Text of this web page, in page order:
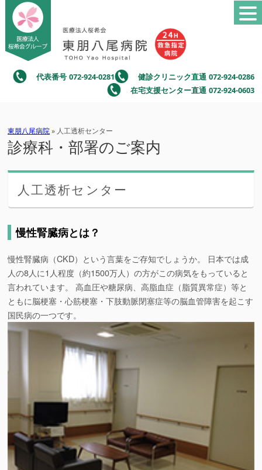
代表番号 072-924-0281 健診クリニック直通 072-924-0286
在宅支援センター直通 072-924-0603
東朋八尾病院» 人工透析センター
診療科・部署のご案内
人工透析センター
慢性腎臓病とは？
慢性腎臓病（CKD）という言葉をご存知でしょうか。 日本では成
人の8人に1人程度（約1500万人）の方がこの病気をもっていると
言われています。 高血圧や糖尿病、高脂血症（脂質異常症）等と
ともに脳梗塞・心筋梗塞・下肢動脈閉塞症等の脳血管障害を起こす
国民病の一つです。